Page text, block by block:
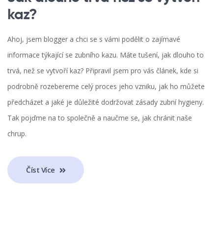
kaz?
Ahoj, jsem blogger a chci se s vámi podělit o zajímavé
informace týkající se zubního kazu. Máte tušení, jak dlouho to
trvá, než se vytvoří kaz? Připravil jsem pro vás článek, kde si
podrobně rozebereme celý proces jeho vzniku, jak ho můžete
předcházet a jaké je důležité dodržovat zásady zubní hygieny.
Tak pojďme na to společně a naučme se, jak chránit naše
chrup.
Číst Více